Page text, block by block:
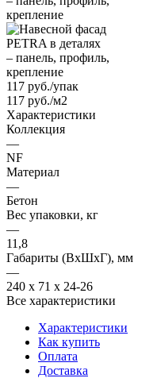
117 руб./упак
117 руб./м2
Характеристики
Коллекция
—
NF
Материал
—
Бетон
Вес упаковки, кг
—
11,8
Габариты (ВхШхГ), мм
—
240 х 71 х 24-26
Все характеристики
Характеристики
Как купить
Оплата
Доставка